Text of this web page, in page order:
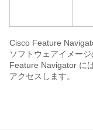
Cisco Feature
ソフトウェアイメー
Feature Navigator には
アクセスします。